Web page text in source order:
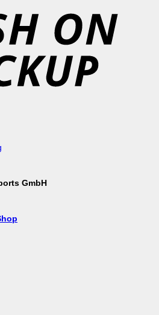
GmbH